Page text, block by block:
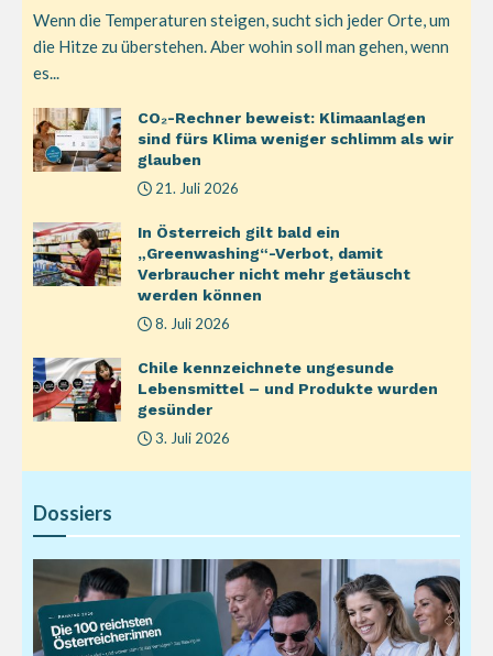
Wenn die Temperaturen steigen, sucht sich jeder Orte, um
die Hitze zu überstehen. Aber wohin soll man gehen, wenn
es...
CO₂-Rechner beweist: Klimaanlagen
sind fürs Klima weniger schlimm als wir
glauben
21. Juli 2026
In Österreich gilt bald ein
„Greenwashing“-Verbot, damit
Verbraucher nicht mehr getäuscht
werden können
8. Juli 2026
Chile kennzeichnete ungesunde
Lebensmittel – und Produkte wurden
gesünder
3. Juli 2026
Dossiers